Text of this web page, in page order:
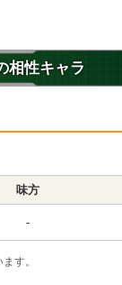
相性キャラ
味方
-
す。